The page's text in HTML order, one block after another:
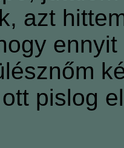
azt
pislog